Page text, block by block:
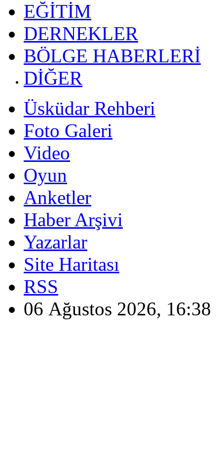
EĞİTİM
DERNEKLER
BÖLGE HABERLERİ
DİĞER
Üsküdar Rehberi
Foto Galeri
Video
Oyun
Anketler
Haber Arşivi
Yazarlar
Site Haritası
RSS
06 Ağustos 2026, 16:38